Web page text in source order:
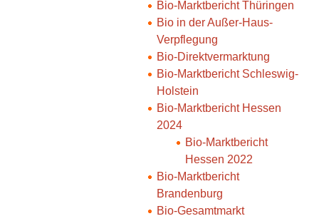
Bio-Marktbericht Thüringen
Bio in der Außer-Haus-
Verpflegung
Bio-Direktvermarktung
Bio-Marktbericht Schleswig-
Holstein
Bio-Marktbericht Hessen
2024
Bio-Marktbericht
Hessen 2022
Bio-Marktbericht
Brandenburg
Bio-Gesamtmarkt